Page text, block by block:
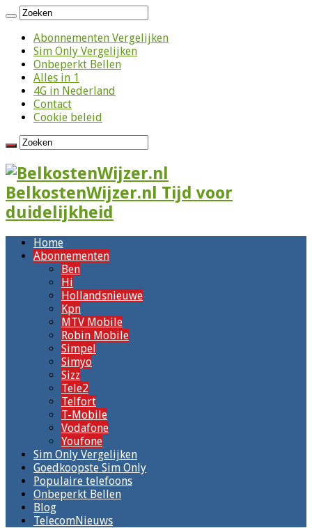
Abonnementen Vergelijken
Sim Only Vergelijken
Onbeperkt Bellen
Alles in 1
4G in Nederland
Contact
Cookie beleid
BelkostenWijzer.nl Tijd voor
duidelijkheid
Home
Abonnementen
Ben
Hi
Hollandsnieuwe
Kpn
MTV Mobile
Robin Mobile
Simpel
Simyo
Sizz
Tele2
Telfort
T-Mobile
Vodafone
Youfone
Sim Only Vergelijken
Goedkoopste Sim Only
Populaire telefoons
Onbeperkt Bellen
Blog
TelecomNieuws